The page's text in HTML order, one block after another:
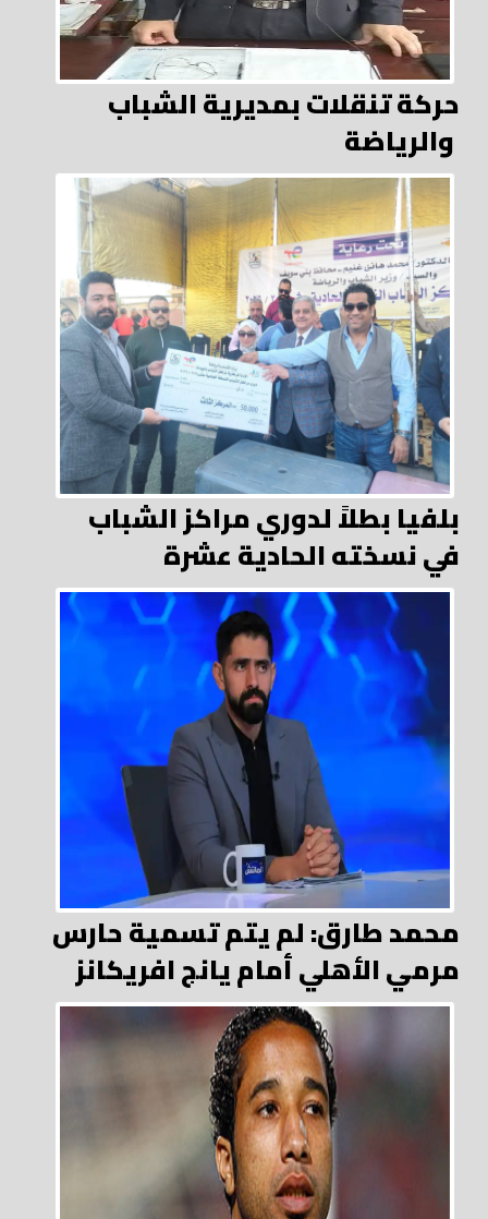
حركة تنقلات بمديرية الشباب
بلفيا بطلاً لدوري مراكز الشباب
في نسخته الحادية عشرة
محمد طارق: لم يتم تسمية حارس
مرمي الأهلي أمام يانج افريكانز